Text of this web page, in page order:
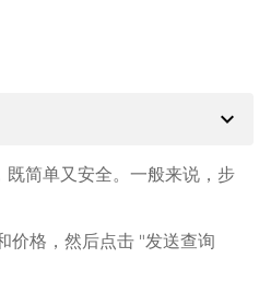
expand_more
既简单又安全。一般来说，步
价格，然后点击 "发送查询